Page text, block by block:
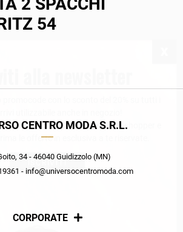
54
CENTRO MODA S.R.L.
34 - 46040 Guidizzolo (MN)
- info@universocentromoda.com
CORPORATE
ai consigli dei nostri personal shopper e
le offerte in esclusiva a te riservate.